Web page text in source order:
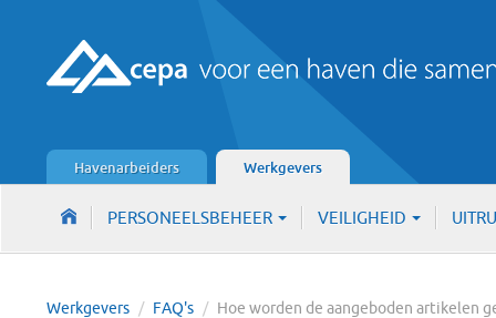
Havenarbeiders Werkgevers
PERSONEELSBEHEER VEILIGHEID
Werkgevers / FAQ's / Hoe worden de aangeboden artikelen